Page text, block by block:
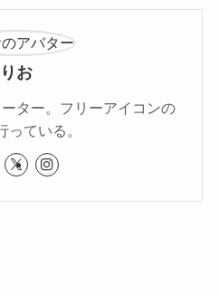
りお
ター。フリーアイコンの
っている。